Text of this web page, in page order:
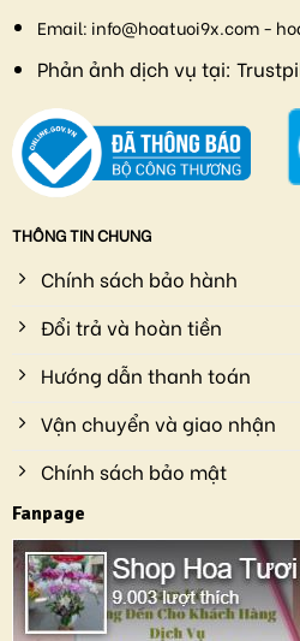
Email: info@hoatuoi9x.com -
Phản ảnh dịch vụ tại:
THÔNG TIN CHUNG
Chính sách bảo hành
Đổi trả và hoàn tiền
Hướng dẫn thanh toán
Vận chuyển và giao nhận
Chính sách bảo mật
Fanpage